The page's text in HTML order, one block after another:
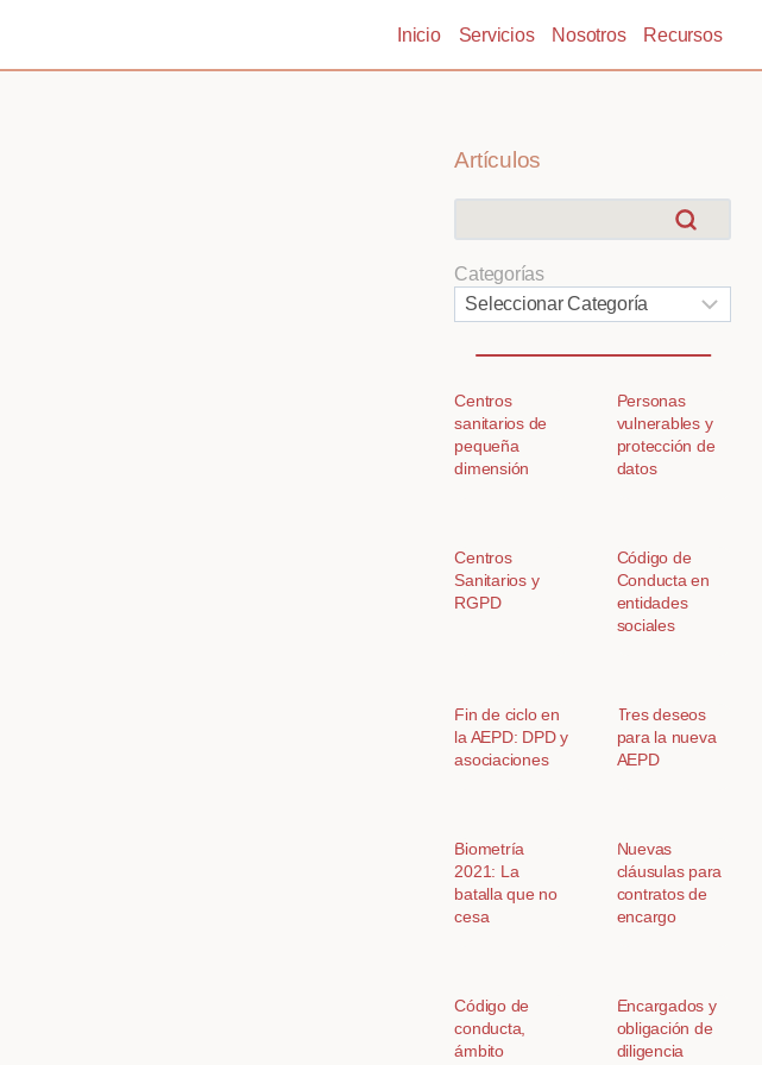
Inicio Servicios Nosotros Recursos
Artículos
Categorías
Centros
sanitarios de
pequeña
dimensión
Personas
vulnerables y
protección de
datos
Centros
Sanitarios y
RGPD
Código de
Conducta en
entidades
sociales
Fin de ciclo en
la AEPD: DPD y
asociaciones
Tres deseos
para la nueva
AEPD
Biometría
2021: La
batalla que no
cesa
Nuevas
cláusulas para
contratos de
encargo
Código de
conducta,
ámbito
Encargados y
obligación de
diligencia